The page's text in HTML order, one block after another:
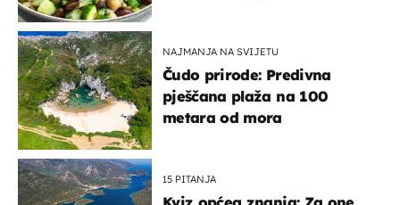
NAJMANJA NA SVIJETU
Čudo prirode: Predivna
pješčana plaža na 100
metara od mora
15 PITANJA